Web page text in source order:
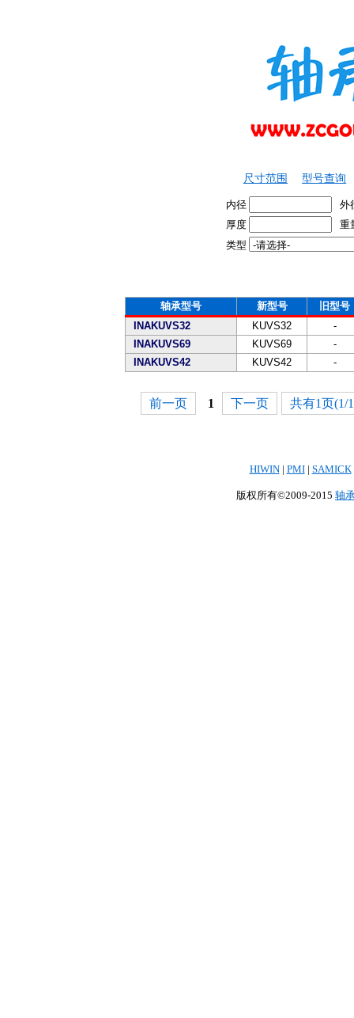
尺寸范围 型号查询
内径
外
厚度
重
类型
轴承型号 新型号
旧型号
INAKUVS32
KUVS32
-
INAKUVS69
KUVS69
-
INAKUVS42
KUVS42 -
前一页 1 下一页 共有1页(1/
HIWIN| PMI| SAMICK
版权所有©2009-2015 轴